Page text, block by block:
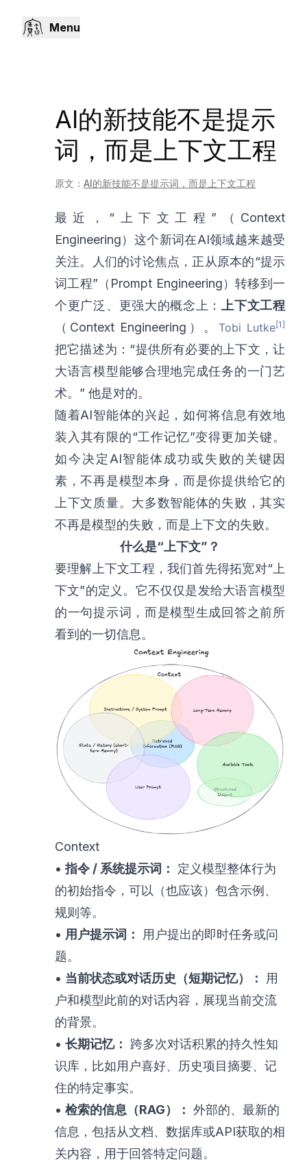
Menu
AI的新技能不是提示
词，而是上下文工程
原文： AI的新技能不是提示词，而是上下文工程
最近，“上下文工程”（Context
Engineering）这个新词在AI领域越来越受
关注。人们的讨论焦点，正从原本的“提示
词工程”（Prompt Engineering）转移到一
个更广泛、更强大的概念上：
上下文工程
（Context Engineering）。 Tobi Lutke[1]
把它描述为：“提供所有必要的上下文，让
大语言模型能够合理地完成任务的一门艺
术。” 他是对的。
随着AI智能体的兴起，如何将信息有效地
装入其有限的“工作记忆”变得更加关键。
如今决定AI智能体成功或失败的关键因
素，不再是模型本身，而是你提供给它的
上下文质量。大多数智能体的失败，其实
不再是模型的失败，而是上下文的失败。
什么是“上下文”？
要理解上下文工程，我们首先得拓宽对“上
下文”的定义。它不仅仅是发给大语言模型
的一句提示词，而是模型生成回答之前所
看到的一切信息。
Context
• 指令 / 系统提示词：
定义模型整体行为
的初始指令，可以（也应该）包含示例、
规则等。
• 用户提示词：
用户提出的即时任务或问
题。
• 当前状态或对话历史（短期记忆）：
用
户和模型此前的对话内容，展现当前交流
的背景。
• 长期记忆：
跨多次对话积累的持久性知
识库，比如用户喜好、历史项目摘要、记
住的特定事实。
• 检索的信息（RAG）： 外部的、最新的
信息，包括从文档、数据库或API获取的相
关内容，用于回答特定问题。